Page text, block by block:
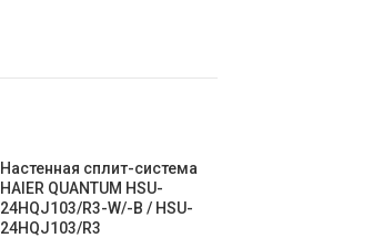
Настенная сплит-система
HAIER QUANTUM HSU-
24HQJ103/R3-W/-B / HSU-
24HQJ103/R3